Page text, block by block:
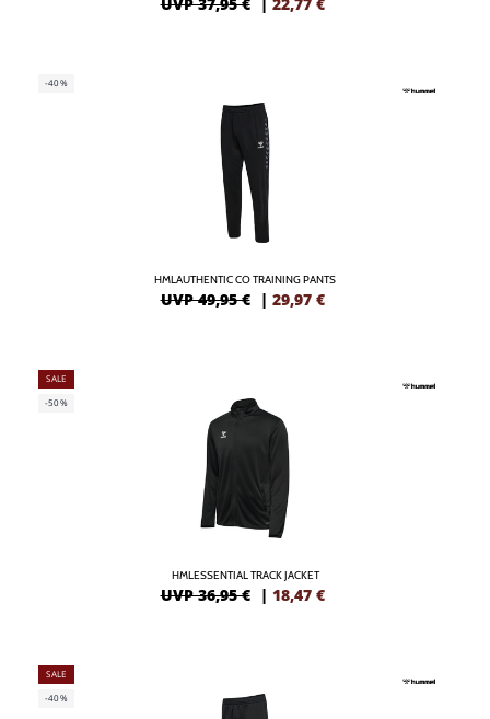
-40%
HMLAUTHENTIC CO TRAINING PANTS
UVP 49,95 € | 29,97 €
SALE
-50%
HMLESSENTIAL TRACK JACKET
UVP 36,95 € | 18,47 €
SALE
-40%